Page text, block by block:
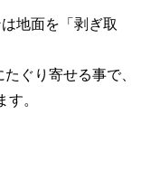
地面を「剥ぎ取
ぐり寄せる事で、
。